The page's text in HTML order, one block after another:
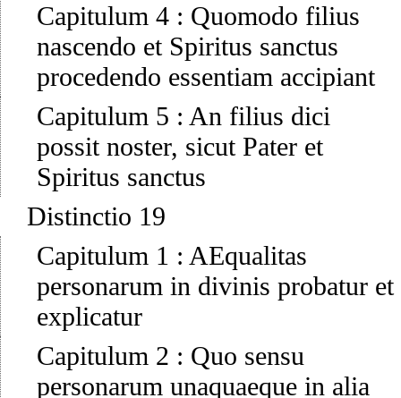
Capitulum 4 : Quomodo filius
nascendo et Spiritus sanctus
procedendo essentiam accipiant
Capitulum 5 : An filius dici
possit noster, sicut Pater et
Spiritus sanctus
Distinctio 19
Capitulum 1 : AEqualitas
personarum in divinis probatur et
explicatur
Capitulum 2 : Quo sensu
personarum unaquaeque in alia